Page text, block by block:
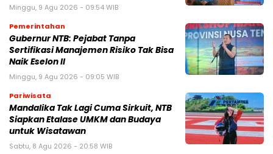
Minggu, 9 Agu 2026 - 09:54 WIB
Pemerintahan
Gubernur NTB: Pejabat Tanpa
Sertifikasi Manajemen Risiko Tak Bisa
Naik Eselon II
Minggu, 9 Agu 2026 - 09:05 WIB
Pariwisata
Mandalika Tak Lagi Cuma Sirkuit, NTB
Siapkan Etalase UMKM dan Budaya
untuk Wisatawan
Sabtu, 8 Agu 2026 - 20:58 WIB